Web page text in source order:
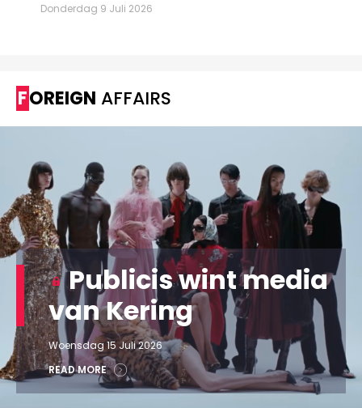
Donderdag 9 Juli 2026
FOREIGN AFFAIRS
Publicis wint media
van Kering
Woensdag 15 Juli 2026
READ MORE